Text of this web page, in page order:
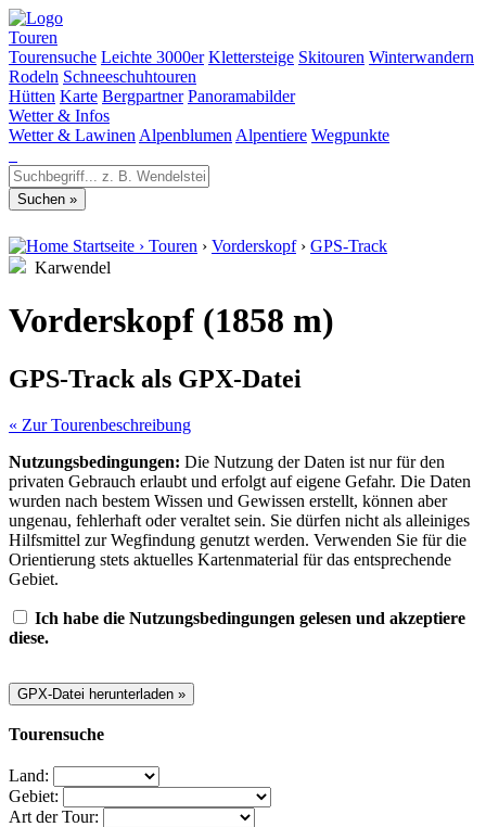
Touren
Tourensuche Leichte 3000er Klettersteige Skitouren Winterwandern
Rodeln Schneeschuhtouren
Hütten Karte Bergpartner Panoramabilder
Wetter & Infos
Wetter & Lawinen Alpenblumen Alpentiere Wegpunkte
Startseite › Touren › Vorderskopf › GPS-Track
Karwendel
Vorderskopf (1858 m)
GPS-Track als GPX-Datei
« Zur Tourenbeschreibung
Nutzungsbedingungen: Die Nutzung der Daten ist nur für den
privaten Gebrauch erlaubt und erfolgt auf eigene Gefahr. Die Daten
wurden nach bestem Wissen und Gewissen erstellt, können aber
ungenau, fehlerhaft oder veraltet sein. Sie dürfen nicht als alleiniges
Hilfsmittel zur Wegfindung genutzt werden. Verwenden Sie für die
Orientierung stets aktuelles Kartenmaterial für das entsprechende
Gebiet.
Ich habe die Nutzungsbedingungen gelesen und akzeptiere
diese.
Tourensuche
Land:
Gebiet:
Art der Tour: